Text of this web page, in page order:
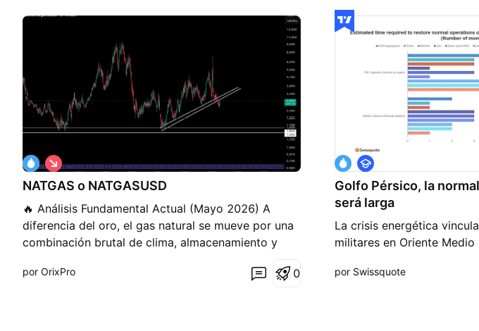
NATGAS o NATGASUSD
🔥 Análisis Fundamental Actual (Mayo 2026) A
diferencia del oro, el gas natural se mueve por una
combinación brutal de clima, almacenamiento y
"Shoulder Season" Estamos en plena temporada de
C
o
r
o
por OrixPro 0
Golfo Pérsico, la
será larga
La crisis energética
militares en Oriente
guerra entre Estados
F
o
r
m
a
i
ó
por Swissquote